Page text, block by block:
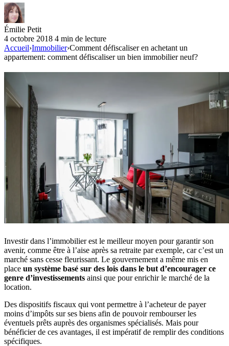
Émilie Petit
4 octobre 2018 4 min de lecture
Accueil›Immobilier›Comment défiscaliser en achetant un
appartement: comment défiscaliser un bien immobilier neuf?
Investir dans l’immobilier est le meilleur moyen pour garantir son
avenir, comme être à l’aise après sa retraite par exemple, car c’est un
marché sans cesse fleurissant. Le gouvernement a même mis en
place un système basé sur des lois dans le but d’encourager ce
genre d’investissements ainsi que pour enrichir le marché de la
location.
Des dispositifs fiscaux qui vont permettre à l’acheteur de payer
moins d’impôts sur ses biens afin de pouvoir rembourser les
éventuels prêts auprès des organismes spécialisés. Mais pour
bénéficier de ces avantages, il est impératif de remplir des conditions
spécifiques.